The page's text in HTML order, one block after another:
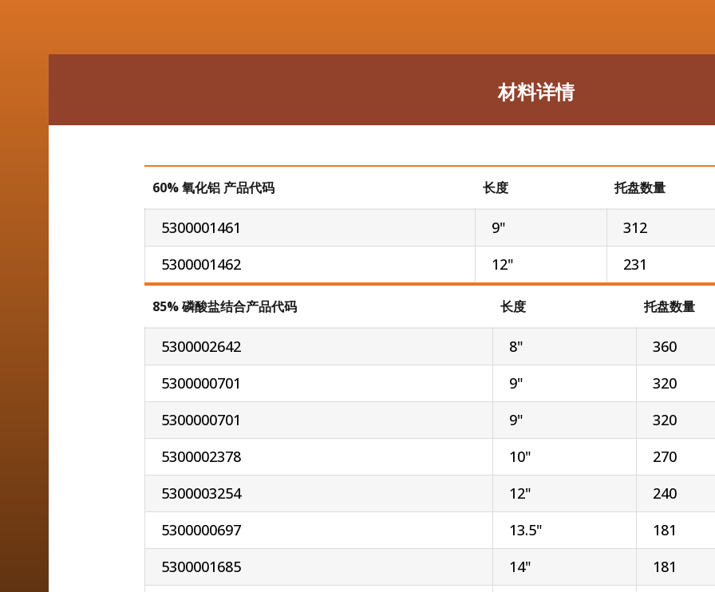
材料详情
60% 氧化铝 产品代码 长度 托盘数量
5300001461 9"
312
5300001462
12" 231
85% 磷酸盐结合产品代码 长度 托盘数量
5300002642 8"
360
5300000701
9"
320
5300000701
9"
320
5300002378
10"
270
5300003254
12"
240
5300000697
13.5"
181
5300001685
14"
181